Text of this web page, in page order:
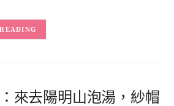
來去陽明山泡湯，紗帽